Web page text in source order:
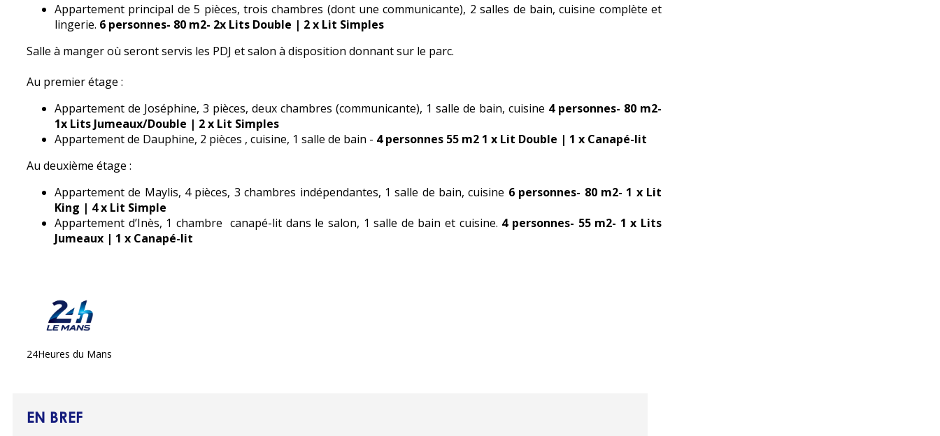
Appartement principal de 5 pièces, trois chambres (dont une communicante), 2 salles de bain, cuisine complète et
lingerie. 6 personnes- 80 m2- 2x Lits Double | 2 x Lit Simples
Salle à manger où seront servis les PDJ et salon à disposition donnant sur le parc.
Au premier étage :
Appartement de Joséphine, 3 pièces, deux chambres (communicante), 1 salle de bain, cuisine 4 personnes- 80 m2-
1x Lits Jumeaux/Double | 2 x Lit Simples
Appartement de Dauphine, 2 pièces , cuisine, 1 salle de bain - 4 personnes 55 m2 1 x Lit Double | 1 x Canapé-lit
Au deuxième étage :
Appartement de Maylis, 4 pièces, 3 chambres indépendantes, 1 salle de bain, cuisine 6 personnes- 80 m2- 1 x Lit
King | 4 x Lit Simple
Appartement d’Inès, 1 chambre canapé-lit dans le salon, 1 salle de bain et cuisine. 4 personnes- 55 m2- 1 x Lits
Jumeaux | 1 x Canapé-lit
24Heures du Mans
EN BREF